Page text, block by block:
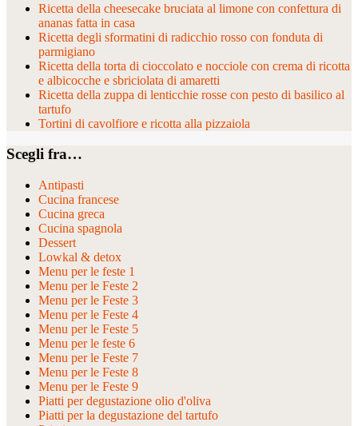
Ricetta della cheesecake bruciata al limone con confettura di
ananas fatta in casa
Ricetta degli sformatini di radicchio rosso con fonduta di
parmigiano
Ricetta della torta di cioccolato e nocciole con crema di ricotta
e albicocche e sbriciolata di amaretti
Ricetta della zuppa di lenticchie rosse con pesto di basilico al
tartufo
Tortini di cavolfiore e ricotta alla pizzaiola
Scegli fra…
Antipasti
Cucina francese
Cucina greca
Cucina spagnola
Dessert
Lowkal & detox
Menu per le feste 1
Menu per le Feste 2
Menu per le Feste 3
Menu per le Feste 4
Menu per le Feste 5
Menu per le feste 6
Menu per le Feste 7
Menu per le Feste 8
Menu per le Feste 9
Piatti per degustazione olio d'oliva
Piatti per la degustazione del tartufo